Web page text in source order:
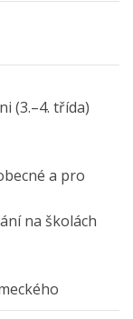
(3.–4. třída)
a pro
na školách